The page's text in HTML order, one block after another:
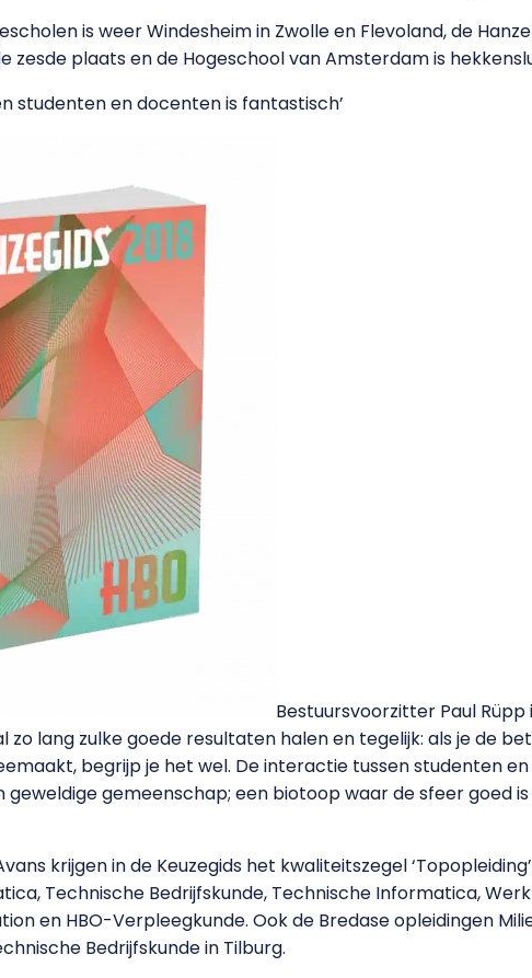
is weer Windesheim in Zwolle en Flevoland, de
zesde plaats en de Hogeschool van Amsterdam is
studenten en docenten is fantastisch’
Bestuursvoorzitter Paul
lang zulke goede resultaten halen en tegelijk: als je de
begrijp je het wel. De interactie tussen studenten
gemeenschap; een biotoop waar de sfeer goed
krijgen in de Keuzegids het kwaliteitszegel
Technische Bedrijfskunde, Technische Informatica,
en HBO-Verpleegkunde. Ook de Bredase opleidingen
Bedrijfskunde in Tilburg.